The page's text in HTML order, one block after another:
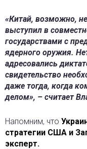
«Китай, возможно,
выступил в
государствами с
ядерного оружия.
адресовались
свидетельство
даже тогда, когда
делом», – считает
Напомним, что
стратегии США и
эксперт.